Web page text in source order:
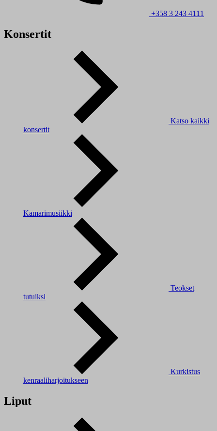
+358 3 243 4111
Konsertit
Katso kaikki
konsertit
Kamarimusiikki
Teokset
tutuiksi
Kurkistus
kenraaliharjoitukseen
Liput